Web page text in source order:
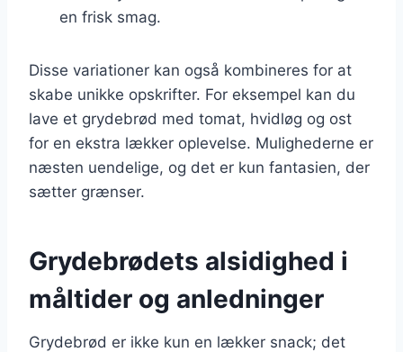
en frisk smag.
Disse variationer kan også kombineres for at
skabe unikke opskrifter. For eksempel kan du
lave et grydebrød med tomat, hvidløg og ost
for en ekstra lækker oplevelse. Mulighederne er
næsten uendelige, og det er kun fantasien, der
sætter grænser.
Grydebrødets alsidighed i
måltider og anledninger
Grydebrød er ikke kun en lækker snack; det